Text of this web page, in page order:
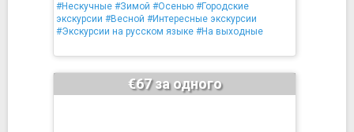
#Нескучные #Зимой #Осенью #Городские
экскурсии #Весной #Интересные экскурсии
#Экскурсии на русском языке #На выходные
€67 за одного